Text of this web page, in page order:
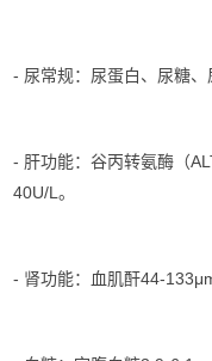
- 尿常规：尿蛋白、尿糖、
- 肝功能：谷丙转氨酶（
40U/L。
- 肾功能：血肌酐44-